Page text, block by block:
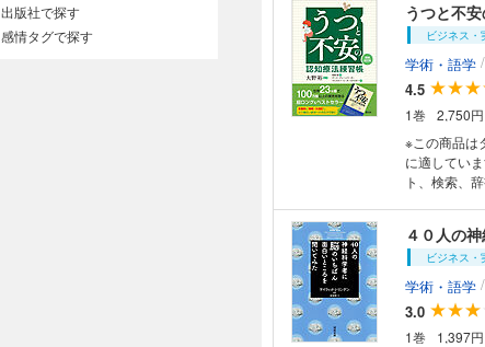
どのように
遺伝学、神
の先史時代
壮大なジグソーパズルに挑む
学、遺伝学
のある言語
ーツ（バー
類の進化 大図鑑』編著者） 「私
――言語――の
り口で深い
る。」――ロ
源』『人類
うつと不
ビジネス・
学術・語学 /
4.5
1巻
2,750
※この商品は
に適してい
ト、検索、辞
分野で活用
成果をもと
容、赦し、
筆。研修医
になっている
４０人の
ビジネス・
学術・語学 /
3.0
1巻
1,397
出版社で探す
感情タグで探す